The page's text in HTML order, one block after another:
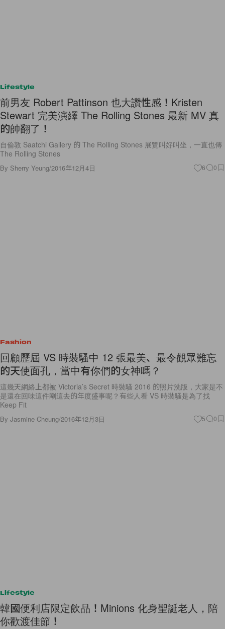
Lifestyle
前男友 Robert Pattinson 也大讚性感！Kristen
Stewart 完美演繹 The Rolling Stones 最新 MV 真
的帥翻了！
自倫敦 Saatchi Gallery 的 The Rolling Stones 展覽叫好叫坐，一直也傳
The Rolling Stones
By Sherry Yeung/2016年12月4日 6 0
Fashion
回顧歷屆 VS 時裝騷中 12 張最美、最令觀眾難忘
的天使面孔，當中有你們的女神嗎？
這幾天網絡上都被 Victoria’s Secret 時裝騷 2016 的照片洗版，大家是不
是還在回味這件剛這去的年度盛事呢？有些人看 VS 時裝騷是為了找
Keep Fit
By Jasmine Cheung/2016年12月3日 5 0
Lifestyle
韓國便利店限定飲品！Minions 化身聖誕老人，陪
你歡渡佳節！